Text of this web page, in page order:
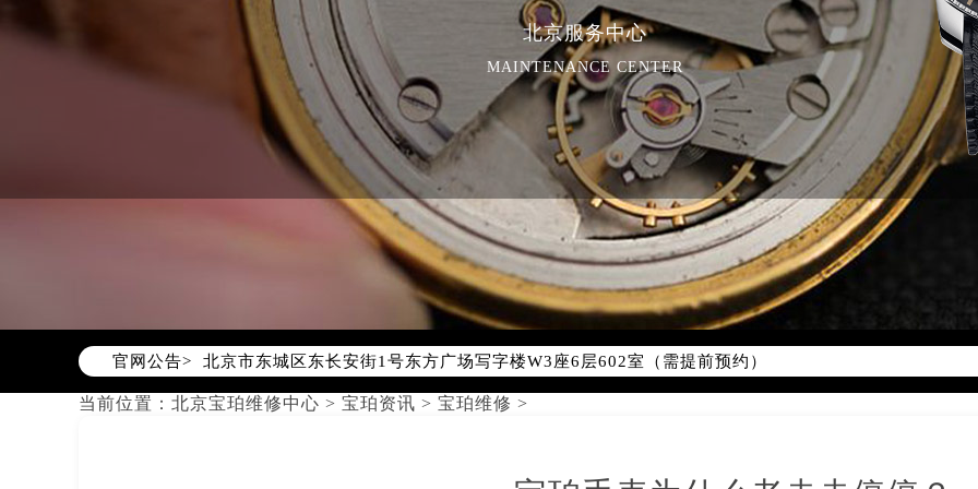
北京服务中心
MAINTENANCE CENTER
官网公告>
2026年7月宝珀北京市售后服务网络优化升级公告
2026年7月北京市宝珀官方售后客户服务热线：400-883-8293
2026年7月宝珀售后服务中心最新网点地址：
北京市东城区东长安街1号东方广场写字楼W3座6层602室（需提前预约）
北京市朝阳区建国门外大街甲6号华熙国际中心写字楼D座11层1102室（需提前预约）
北京市朝阳区建国门外大街甲6号华熙国际中心D座11层1102室宝珀售后服务中心（需提前预约）
当前位置： 北京宝珀维修中心 > 宝珀资讯 > 宝珀维修 >